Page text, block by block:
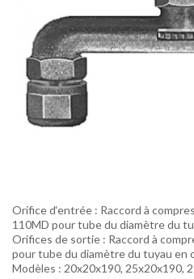
Orifice d‘entrée : Raccord à
110MD pour tube du diamètre du
Orifices de sortie : Raccord à
pour tube du diamètre du tuyau en
Modèles : 20x20x190, 25x20x190,